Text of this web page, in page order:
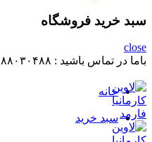
سبد خرید فروشگاه
close
باما در تماس باشید : ۸۸۰۳۰۴۸۸
خانه
سبد خرید